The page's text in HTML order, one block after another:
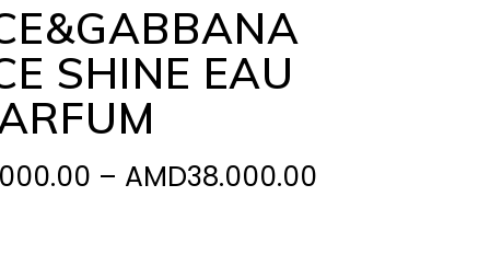
SHINE EAU
– AMD38.000.00